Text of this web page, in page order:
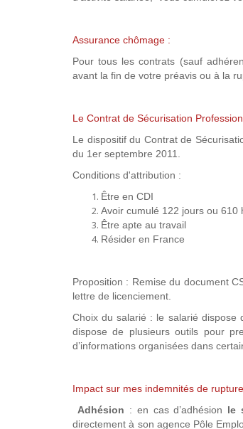
Assurance chômage :
Pour tous les contrats (sauf
avant la fin de votre préavis ou à la
Le Contrat de Sécurisation
Le dispositif du Contrat de
du 1er septembre 2011.
Conditions d'attribution :
Être en CDI
Avoir cumulé 122 jours ou
Être apte au travail
Résider en France
Proposition : Remise du document
lettre de licenciement.
Choix du salarié : le salarié dispose
dispose de plusieurs outils pour
d’informations organisées dans
Impact sur mes indemnités de
Adhésion : en cas d’adhésion le
directement à son agence Pôle